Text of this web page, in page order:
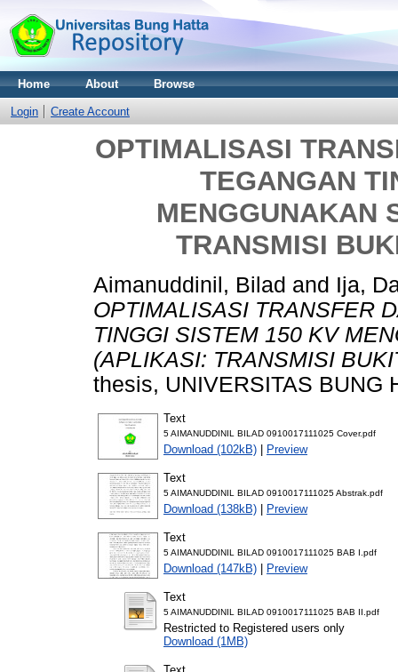
Home About Browse
Login Create Account
OPTIMALISASI
TEGANGAN
MENGGUNAKAN
TRANSMISI
Aimanuddinil, Bilad and Ija,
OPTIMALISASI TRANSFER
TINGGI SISTEM 150 KV
(APLIKASI: TRANSMISI
thesis, UNIVERSITAS BUNG
Text
5 AIMANUDDINIL BILAD 0910017111025 Cover.pdf
Download (102kB) | Preview
Text
5 AIMANUDDINIL BILAD 0910017111025 Abstrak.pdf
Download (138kB) | Preview
Text
5 AIMANUDDINIL BILAD 0910017111025 BAB I.pdf
Download (147kB) | Preview
Text
5 AIMANUDDINIL BILAD 0910017111025 BAB II.pdf
Restricted to Registered users only
Download (1MB)